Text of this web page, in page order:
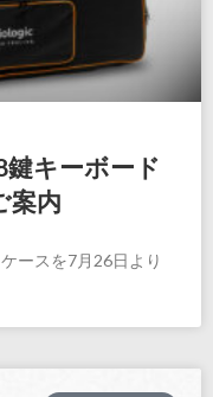
鍵キーボード
案内
ースを7月26日より